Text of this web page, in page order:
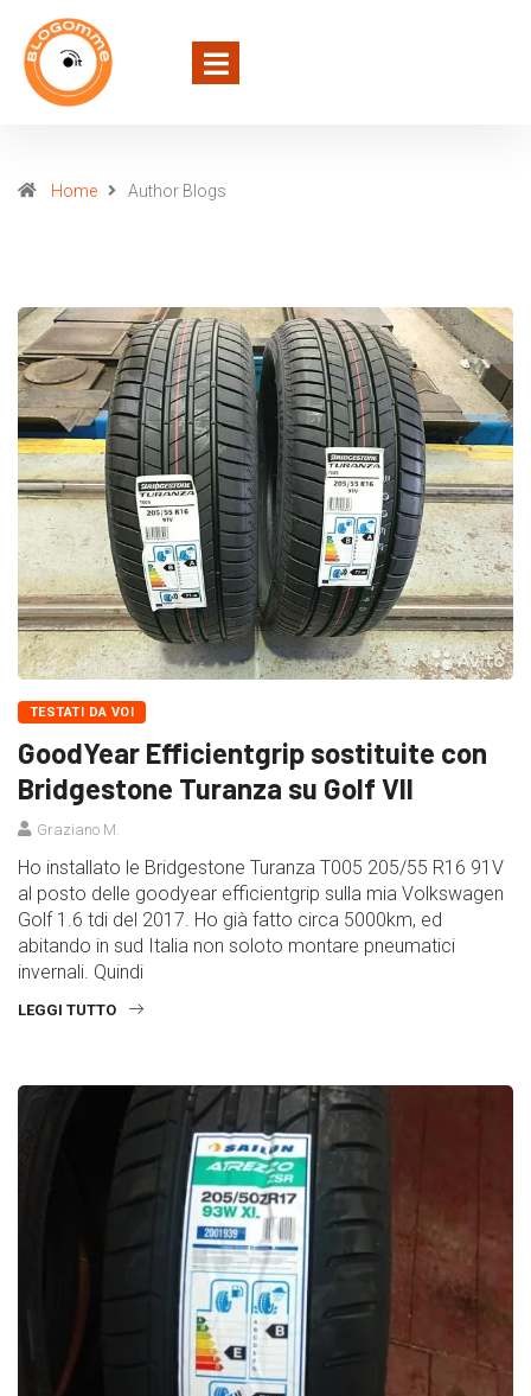
Home Author Blogs
TESTATI DA VOI
GoodYear Efficientgrip sostituite con
Bridgestone Turanza su Golf VII
Graziano M.
Ho installato le Bridgestone Turanza T005 205/55 R16 91V
al posto delle goodyear efficientgrip sulla mia Volkswagen
Golf 1.6 tdi del 2017. Ho già fatto circa 5000km, ed
abitando in sud Italia non soloto montare pneumatici
invernali. Quindi
LEGGI TUTTO